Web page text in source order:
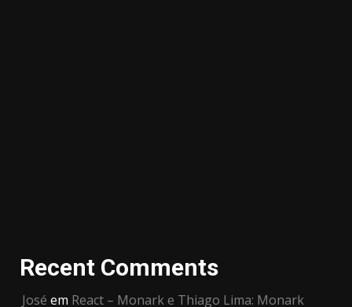
Recent Comments
José em React – Monark e Thiago Lima: Monark